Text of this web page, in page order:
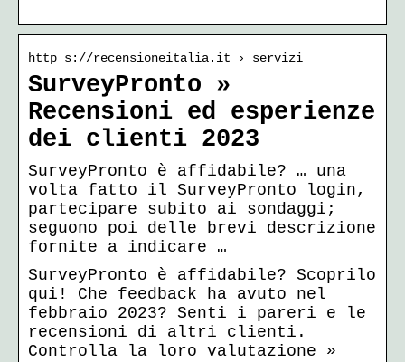
http s://recensioneitalia.it › servizi
SurveyPronto »
Recensioni ed esperienze
dei clienti 2023
SurveyPronto è affidabile? … una
volta fatto il SurveyPronto login,
partecipare subito ai sondaggi;
seguono poi delle brevi descrizione
fornite a indicare …
SurveyPronto è affidabile? Scoprilo
qui! Che feedback ha avuto nel
febbraio 2023? Senti i pareri e le
recensioni di altri clienti.
Controlla la loro valutazione »